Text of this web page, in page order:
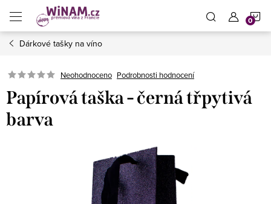
obsah
Dárkové tašky na víno
Neohodnoceno Podrobnosti hodnocení
Papírová taška - černá třpytivá
barva